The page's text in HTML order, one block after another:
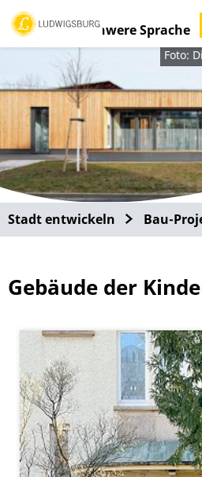
Schwere Sprache
Foto:
Stadt entwickeln Bau-
Gebäude der